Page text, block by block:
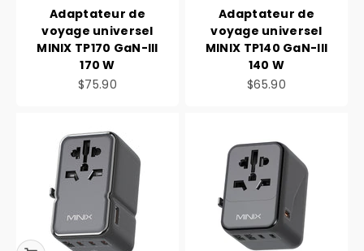
Adaptateur de
voyage universel
MINIX TP170 GaN-III
170 W
Prix de vente
$75.90
Adaptateur de
voyage universel
MINIX TP140 GaN-III
140 W
Prix de vente
$65.90